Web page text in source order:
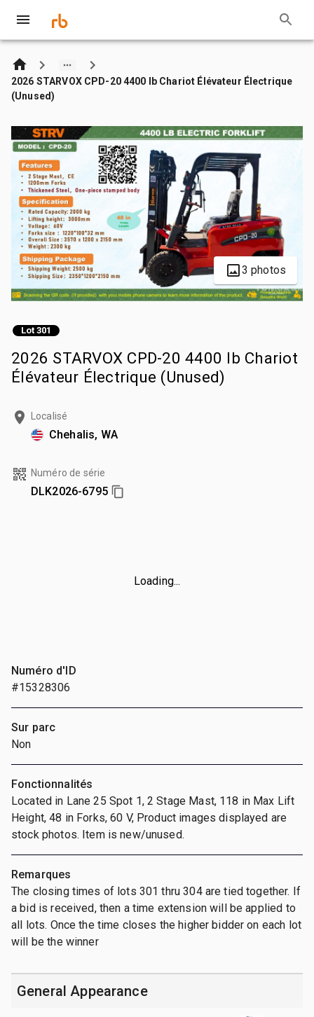
2026 STARVOX CPD-20 4400 lb Chariot Élévateur Électrique
(Unused)
3 photos
Lot 301
2026 STARVOX CPD-20 4400 lb Chariot
Élévateur Électrique (Unused)
Localisé
Chehalis, WA
Numéro de série
DLK2026-6795
Loading...
Numéro d'ID
#15328306
Sur parc
Non
Fonctionnalités
Located in Lane 25 Spot 1, 2 Stage Mast, 118 in Max Lift
Height, 48 in Forks, 60 V, Product images displayed are
stock photos. Item is new/unused.
Remarques
The closing times of lots 301 thru 304 are tied together. If
a bid is received, then a time extension will be applied to
all lots. Once the time closes the higher bidder on each lot
will be the winner
General Appearance